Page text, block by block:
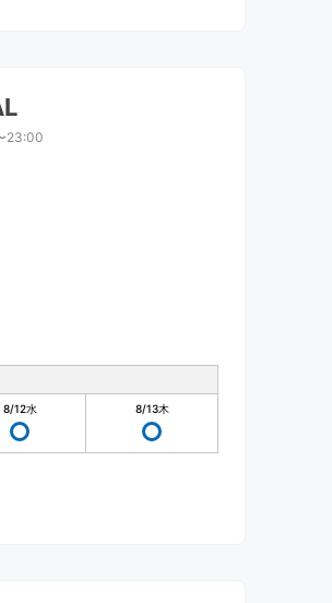
23:00
8/12水 8/13木